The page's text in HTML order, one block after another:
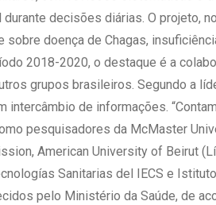
decisões diárias. O projeto,
doença de Chagas,
2018-2020, o destaque é a
grupos brasileiros. Segundo a
intercâmbio de informações.
pesquisadores da McMaster
American University of Beirut
Sanitarias del IECS e
pelo Ministério da Saúde, de